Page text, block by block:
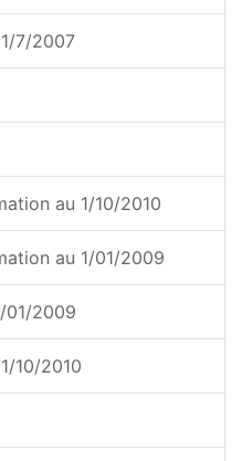
7/2007
au 1/10/2010
au 1/01/2009
01/2009
10/2010